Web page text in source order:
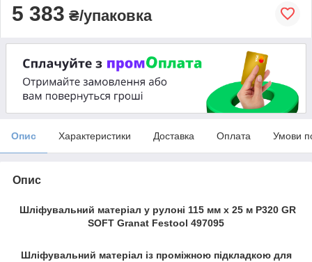
5 383 ₴/упаковка
Опис Характеристики Доставка Оплата Умови
Опис
Шліфувальний матеріал у рулоні 115 мм x 25 м P320 GR
SOFT Granat Festool 497095
Шліфувальний матеріал із проміжною підкладкою для